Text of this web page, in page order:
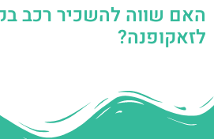
האם שווה להשכיר רכב
לזאקופנה?